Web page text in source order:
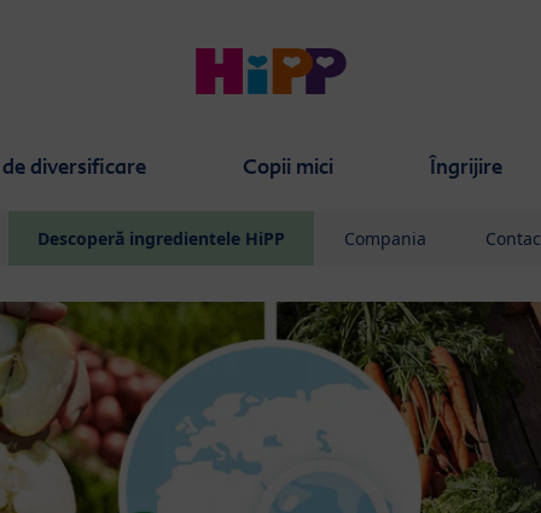
diversificare Copii mici Îngrijire
Descoperă ingredientele HiPP Compania